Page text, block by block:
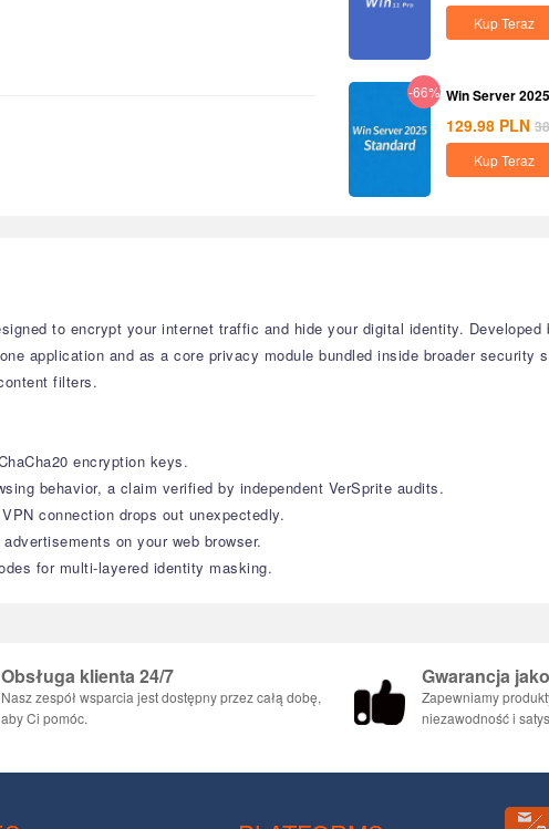
Kup Teraz
-66% Win Server
129.98 PLN
Kup Teraz
to encrypt your internet traffic and hide your digital identity.
application and as a core privacy module bundled inside broader security
filters.
encryption keys.
behavior, a claim verified by independent VerSprite audits.
connection drops out unexpectedly.
on your web browser.
for multi-layered identity masking.
Obsługa klienta 24/7
Nasz zespół wsparcia jest dostępny przez całą dobę,
aby Ci pomóc.
Gwarancja
Zapewniamy
niezawodność i